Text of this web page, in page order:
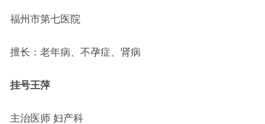
福州市第七医院
擅长：老年病、不孕症、肾病
挂号王萍
主治医师 妇产科